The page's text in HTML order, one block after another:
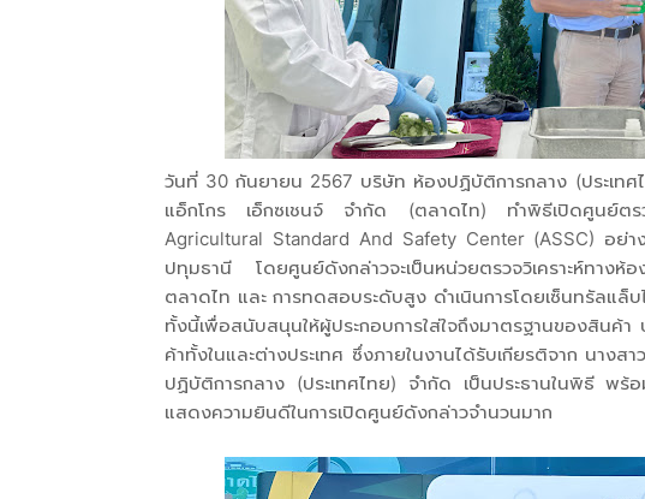
วันที่ 30 กันยายน 2567 บริษัท ห้องปฏิบัติการกลาง (ประเท
แอ็กโกร เอ็กซเชนจ์ จำกัด (ตลาดไท) ทำพิธีเปิดศูนย์ตร
Agricultural Standard And Safety Center (ASSC) อย่
ปทุมธานี โดยศูนย์ดังกล่าวจะเป็นหน่วยตรวจวิเคราะห์ทางห้
ตลาดไท และ การทดสอบระดับสูง ดำเนินการโดยเซ็นทรัลแล็
ทั้งนี้เพื่อสนับสนุนให้ผู้ประกอบการใส่ใจถึงมาตรฐานของสิน
ค้าทั้งในและต่างประเทศ ซึ่งภายในงานได้รับเกียรติจาก นาง
ปฏิบัติการกลาง (ประเทศไทย) จำกัด เป็นประธานในพิธี พร้
แสดงความยินดีในการเปิดศูนย์ดังกล่าวจำนวนมาก